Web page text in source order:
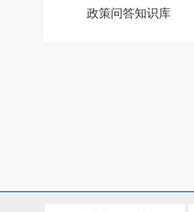
政策问答知识库